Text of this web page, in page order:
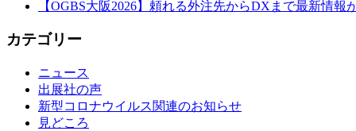
【OGBS大阪2026】頼れる外注先からDXまで最新情報
カテゴリー
ニュース
出展社の声
新型コロナウイルス関連のお知らせ
見どころ